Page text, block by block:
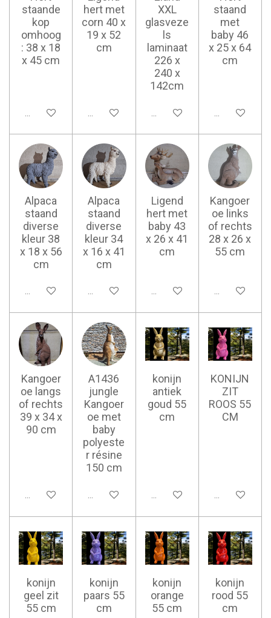
staande
kop
omhoog
: 38 x 18
x 45 cm
Ajouter au panier
hert met
corn 40 x
19 x 52
cm
Ajouter au panier
XXL
glasveze
ls
laminaat
226 x
240 x
142cm
Ajouter au panier
staand
met
baby 46
x 25 x 64
cm
Ajouter au
Alpaca
staand
diverse
kleur 38
x 18 x 56
cm
Ajouter au panier
Alpaca
staand
diverse
kleur 34
x 16 x 41
cm
Ajouter au panier
Ligend
hert met
baby 43
x 26 x 41
cm
Ajouter au panier
Kangoer
oe links
of rechts
28 x 26 x
55 cm
Ajouter au
Kangoer
oe langs
of rechts
39 x 34 x
90 cm
Ajouter au panier
A1436
jungle
Kangoer
oe met
baby
polyeste
r résine
150 cm
Ajouter au panier
konijn
antiek
goud 55
cm
Ajouter au panier
KONIJN
ZIT
ROOS 55
CM
Ajouter au
konijn
geel zit
55 cm
konijn
paars 55
cm
konijn
orange
55 cm
konijn
rood 55
cm